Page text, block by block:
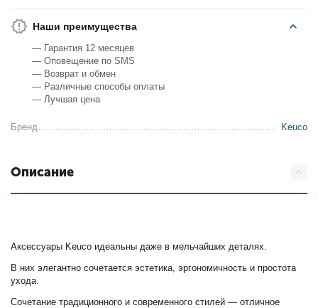
Наши преимущества
— Гарантия 12 месяцев
— Оповещение по SMS
— Возврат и обмен
— Различные способы оплаты
— Лучшая цена
Бренд Keuco
Описание
Аксессуары Keuco идеальны даже в мельчайших деталях.
В них элегантно сочетается эстетика, эргономичность и простота
ухода.
Сочетание традиционного и современного стилей — отличное